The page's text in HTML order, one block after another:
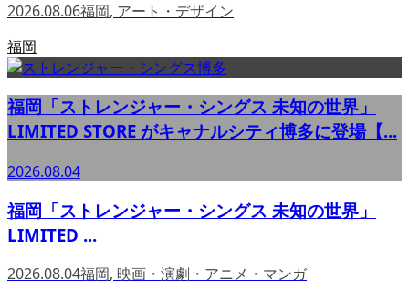
2026.08.06福岡, アート・デザイン
福岡
福岡「ストレンジャー・シングス 未知の世界」
LIMITED STORE がキャナルシティ博多に登場【...
2026.08.04
福岡「ストレンジャー・シングス 未知の世界」
LIMITED ...
2026.08.04福岡, 映画・演劇・アニメ・マンガ